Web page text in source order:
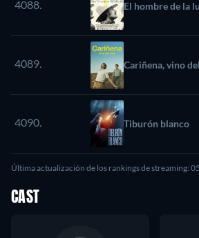
4088. El hombre de la
4089. Cariñena, vino
4090. Tiburón blanco
Última actualización de los rankings de streaming:
CAST